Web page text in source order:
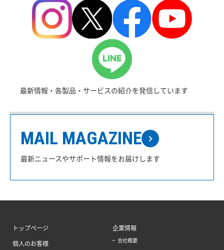
最新情報・各製品・サービスの紹介を発信しています
MAIL MAGAZINE
最新ニュースやサポート情報をお届けします
トップページ
個人のお客様
企業情報
会社概要